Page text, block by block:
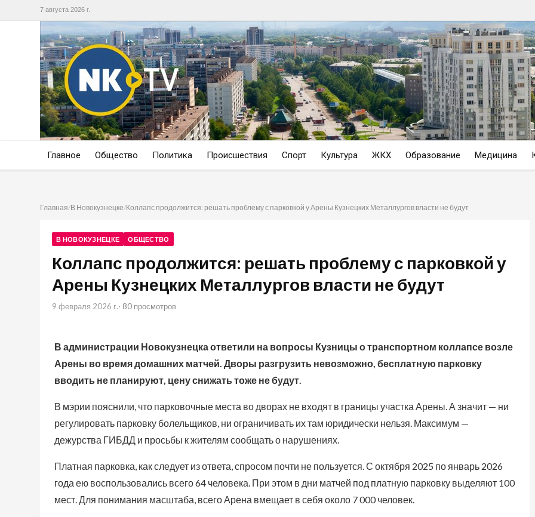
7 августа 2026 г.
Главное Общество Политика Происшествия Спорт Культура ЖКХ Образование Медицина
Главная/В Новокузнецке/Коллапс продолжится: решать проблему с парковкой у Арены Кузнецких Металлургов власти не будут
В НОВОКУЗНЕЦКЕ ОБЩЕСТВО
Коллапс продолжится: решать проблему с парковкой у
Арены Кузнецких Металлургов власти не будут
9 февраля 2026 г.· 80 просмотров
В администрации Новокузнецка ответили на вопросы Кузницы о транспортном коллапсе возле
Арены во время домашних матчей. Дворы разгрузить невозможно, бесплатную парковку
вводить не планируют, цену снижать тоже не будут.
В мэрии пояснили, что парковочные места во дворах не входят в границы участка Арены. А значит — ни
регулировать парковку болельщиков, ни ограничивать их там юридически нельзя. Максимум —
дежурства ГИБДД и просьбы к жителям сообщать о нарушениях.
Платная парковка, как следует из ответа, спросом почти не пользуется. С октября 2025 по январь 2026
года ею воспользовались всего 64 человека. При этом в дни матчей под платную парковку выделяют 100
мест. Для понимания масштаба, всего Арена вмещает в себя около 7 000 человек.